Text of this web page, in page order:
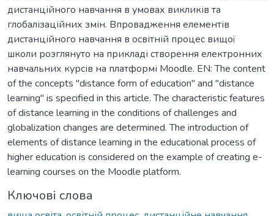
дистанційного навчання в умовах викликів та
глобалізаційних змін. Впровадження елементів
дистанційного навчання в освітній процес вищої
школи розглянуто на прикладі створення електронних
навчальних курсів на платформі Moodle. EN: The content
of the concepts "distance form of education" and "distance
learning" is specified in this article. The characteristic features
of distance learning in the conditions of challenges and
globalization changes are determined. The introduction of
elements of distance learning in the educational process of
higher education is considered on the example of creating e-
learning courses on the Moodle platform.
Ключові слова